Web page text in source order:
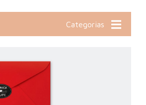
Categorias